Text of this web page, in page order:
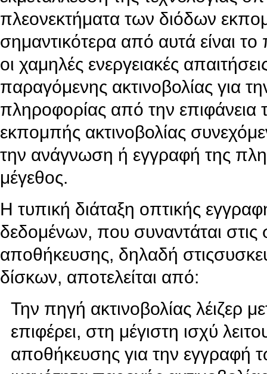
πλεονεκτήματα των διόδων
σημαντικότερα από αυτά είναι
οι χαμηλές ενεργειακές
παραγόμενης ακτινοβολίας για
πληροφορίας από την επιφάνεια
εκπομπής ακτινοβολίας
την ανάγνωση ή εγγραφή της
μέγεθος.
Η τυπική διάταξη οπτικής
δεδομένων, που συναντάται
αποθήκευσης, δηλαδή
δίσκων, αποτελείται από:
Την πηγή ακτινοβολίας λέιζερ
επιφέρει, στη μέγιστη ισχύ
αποθήκευσης για την εγγραφή